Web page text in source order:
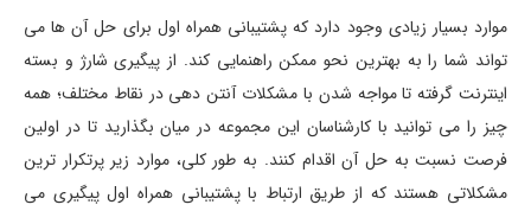
موارد بسیار زیادی وجود دارد که پشتیبانی همراه اول برای حل آن ها می
تواند شما را به بهترین نحو ممکن راهنمایی کند. از پیگیری شارژ و بسته
اینترنت گرفته تا مواجه شدن با مشکلات آنتن دهی در نقاط مختلف؛ همه
چیز را می توانید با کارشناسان این مجموعه در میان بگذارید تا در اولین
فرصت نسبت به حل آن اقدام کنند. به طور کلی، موارد زیر پرتکرار ترین
مشکلاتی هستند که از طریق ارتباط با پشتیبانی همراه اول پیگیری می